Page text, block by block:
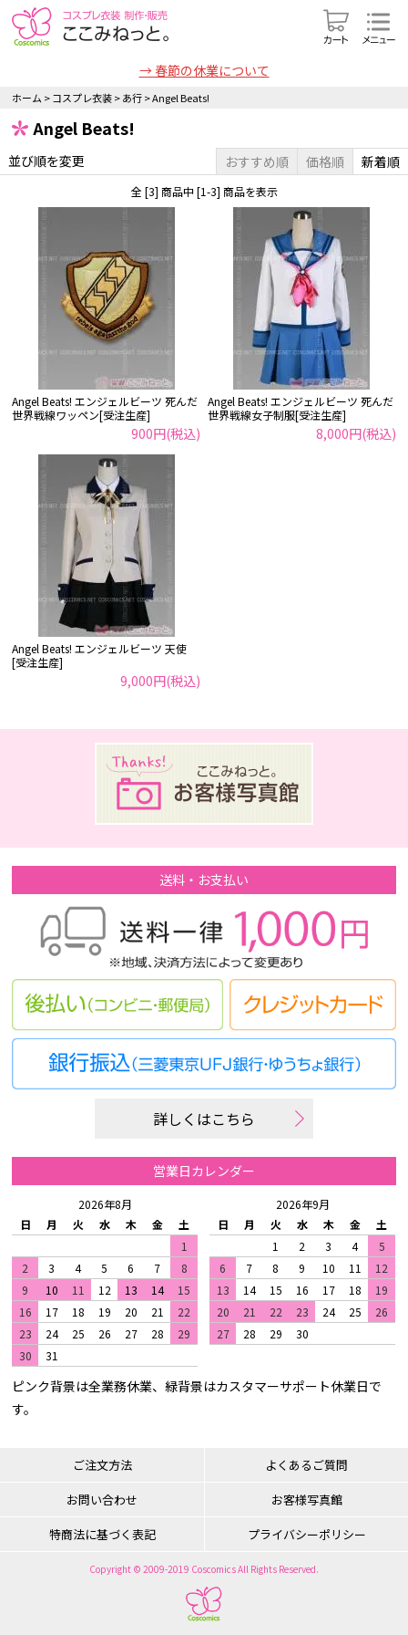
→ 春節の休業について
ホーム >コスプレ衣装>あ行>Angel Beats!
Angel Beats!
並び順を変更 おすすめ順 価格順 新着順
全 [3] 商品中 [1-3] 商品を表示
Angel Beats! エンジェルビーツ 死んだ
世界戦線ワッペン[受注生産]
900円(税込)
Angel Beats! エンジェルビーツ 死んだ
世界戦線女子制服[受注生産]
8,000円(税込)
Angel Beats! エンジェルビーツ 天使
[受注生産]
9,000円(税込)
送料・お支払い
詳しくはこちら
営業日カレンダー
2026年8月
日
月 火 水 木 金
土
1
2
3 4 5 6 7
8
9
10 11 12 13 14
15
16
17 18 19 20 21
22
23
24 25 26 27 28
29
30
31
2026年9月
日
月 火 水 木 金
土
1
2 3 4
5
6
7 8 9 10 11
12
13
14 15 16 17 18
19
20
21 22 23 24 25
26
27
28 29 30
ピンク背景は全業務休業、緑背景はカスタマーサポート休業日で
す。
ご注文方法
よくあるご質問
お問い合わせ
お客様写真館
特商法に基づく表記
プライバシーポリシー
Copyright © 2009-2019 Coscomics All Rights Reserved.